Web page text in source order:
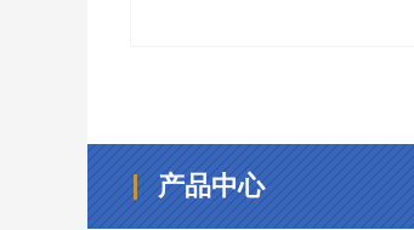
产品中心